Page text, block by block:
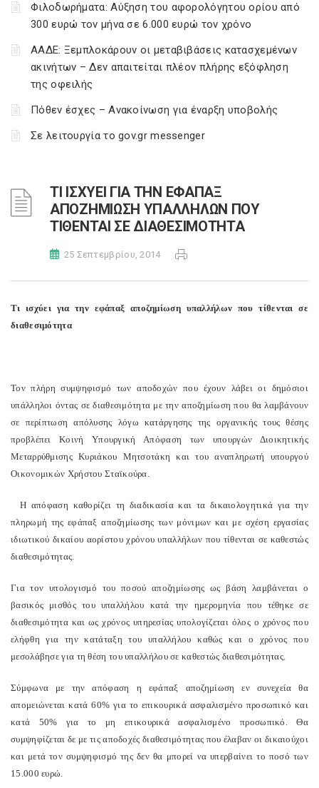
Φιλοδωρήματα: Αύξηση του αφορολόγητου ορίου από
300 ευρώ τον μήνα σε 6.000 ευρώ τον χρόνο
ΑΑΔΕ: Ξεμπλοκάρουν οι μεταβιβάσεις κατασχεμένων
ακινήτων – Δεν απαιτείται πλέον πλήρης εξόφληση
της οφειλής
Πόθεν έσχες – Ανακοίνωση για έναρξη υποβολής
Σε λειτουργία το gov.gr messenger
ΤΙ ΙΣΧΥΕΙ ΓΙΑ ΤΗΝ ΕΦΑΠΑΞ
ΑΠΟΖΗΜΙΩΣΗ ΥΠΑΛΛΗΛΩΝ ΠΟΥ
ΤΙΘΕΝΤΑΙ ΣΕ ΔΙΑΘΕΣΙΜΟΤΗΤΑ
25 Σεπτεμβρίου, 2014
Τι ισχύει για την εφάπαξ αποζημίωση υπαλλήλων που τίθενται σε
διαθεσιμότητα
Τον πλήρη συμψηφισμό των αποδοχών που έχουν λάβει οι δημόσιοι
υπάλληλοι όντας σε διαθεσιμότητα με την αποζημίωση που θα λαμβάνουν
σε περίπτωση απόλυσης λόγω κατάργησης της οργανικής τους θέσης
προβλέπει Κοινή Υπουργική Απόφαση των υπουργών Διοικητικής
Μεταρρύθμισης Κυριάκου Μητσοτάκη και του αναπληρωτή υπουργού
Οικονομικών Χρήστου Σταϊκούρα.
Η απόφαση καθορίζει τη διαδικασία και τα δικαιολογητικά για την
πληρωμή της εφάπαξ αποζημίωσης των μόνιμων και με σχέση εργασίας
ιδιωτικού δικαίου αορίστου χρόνου υπαλλήλων που τίθενται σε καθεστώς
διαθεσιμότητας.
Για τον υπολογισμό του ποσού αποζημίωσης ως βάση λαμβάνεται ο
βασικός μισθός του υπαλλήλου κατά την ημερομηνία που τέθηκε σε
διαθεσιμότητα και ως χρόνος υπηρεσίας υπολογίζεται όλος ο χρόνος που
ελήφθη για την κατάταξη του υπαλλήλου καθώς και ο χρόνος που
μεσολάβησε για τη θέση του υπαλλήλου σε καθεστώς διαθεσιμότητας.
Σύμφωνα με την απόφαση η εφάπαξ αποζημίωση εν συνεχεία θα
απομειώνεται κατά 60% για το επικουρικά ασφαλισμένο προσωπικό και
κατά 50% για το μη επικουρικά ασφαλισμένο προσωπικό. Θα
συμψηφίζεται δε με τις αποδοχές διαθεσιμότητας που έλαβαν οι δικαιούχοι
και μετά τον συμψηφισμό της δεν θα μπορεί να υπερβαίνει το ποσό των
15.000 ευρώ.